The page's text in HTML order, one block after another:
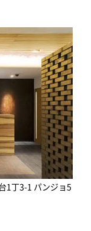
1丁3-1 パンジョ5